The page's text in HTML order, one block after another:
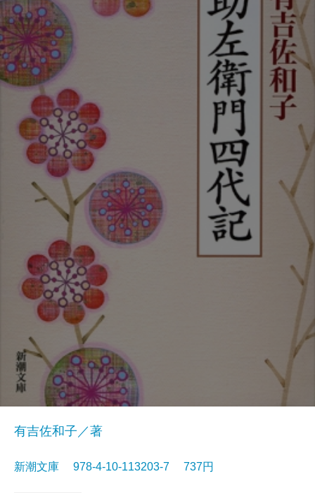
有吉佐和子／著
新潮文庫 978-4-10-113203-7 737円